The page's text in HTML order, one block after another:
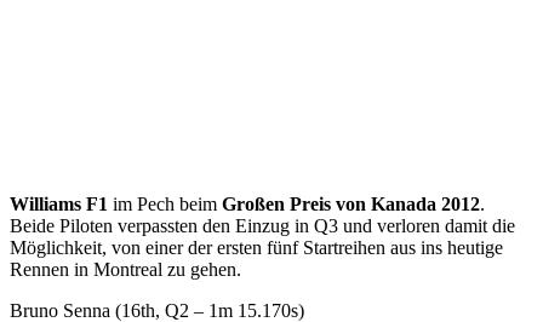
Williams F1 im Pech beim Großen Preis von Kanada 2012.
Beide Piloten verpassten den Einzug in Q3 und verloren damit die
Möglichkeit, von einer der ersten fünf Startreihen aus ins heutige
Rennen in Montreal zu gehen.
Bruno Senna (16th, Q2 – 1m 15.170s)